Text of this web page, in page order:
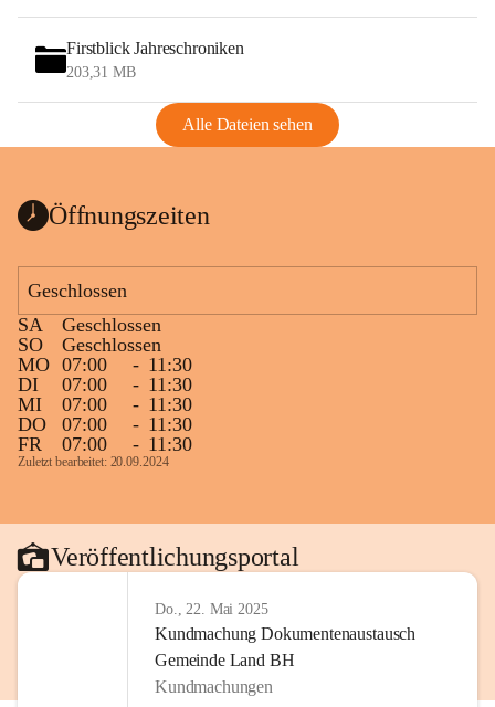
Firstblick Jahreschroniken
203,31 MB
Alle Dateien sehen
Öffnungszeiten
Geschlossen
SA
Geschlossen
SO
Geschlossen
MO 07:00 - 11:30
DI
07:00 - 11:30
MI
07:00 - 11:30
DO
07:00 - 11:30
FR
07:00 - 11:30
Zuletzt bearbeitet: 20.09.2024
Veröffentlichungsportal
Do., 22. Mai 2025
Kundmachung Dokumentenaustausch
Gemeinde Land BH
Kundmachungen